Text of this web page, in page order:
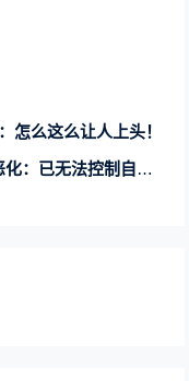
怎么这么让人上头！
无法控制自己的肌肉